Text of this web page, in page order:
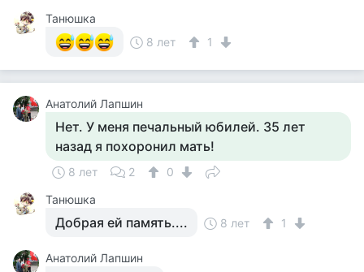
Танюшка
8 лет
1
Анатолий Лапшин
Нет. У меня печальный юбилей. 35 лет
назад я похоронил мать!
8 лет 2
0
Танюшка
Добрая ей память.... 8 лет 1
Анатолий Лапшин